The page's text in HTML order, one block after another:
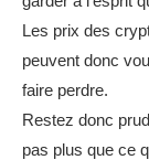
Les prix des
peuvent donc
faire perdre.
Restez donc
pas plus que ce